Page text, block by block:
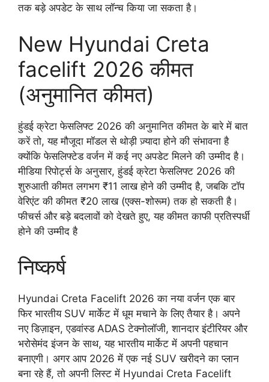
तक बड़े अपडेट के साथ लॉन्च किया जा सकता है।
New Hyundai Creta
facelift 2026 कीमत
(अनुमानित कीमत)
हुंडई क्रेटा फेसलिफ्ट 2026 की अनुमानित कीमत के बारे में बात
करें तो, यह मौजूदा मॉडल से थोड़ी ज़्यादा होने की संभावना है
क्योंकि फेसलिफ्टेड वर्जन में कई नए अपडेट मिलने की उम्मीद है।
मीडिया रिपोर्ट्स के अनुसार, हुंडई क्रेटा फेसलिफ्ट 2026 की
शुरुआती कीमत लगभग ₹11 लाख होने की उम्मीद है, जबकि टॉप
वेरिएंट की कीमत ₹20 लाख (एक्स-शोरूम) तक हो सकती है।
फीचर्स और बड़े बदलावों को देखते हुए, यह कीमत काफी प्रतिस्पर्धी
होने की उम्मीद है
निष्कर्ष
Hyundai Creta Facelift 2026 का नया वर्जन एक बार
फिर भारतीय SUV मार्केट में धूम मचाने के लिए तैयार है। अपने
नए डिज़ाइन, एडवांस्ड ADAS टेक्नोलॉजी, शानदार इंटीरियर और
भरोसेमंद इंजन के साथ, यह भारतीय मार्केट में अपनी पहचान
बनाएगी। अगर आप 2026 में एक नई SUV खरीदने का प्लान
बना रहे हैं, तो अपनी लिस्ट में Hyundai Creta Facelift